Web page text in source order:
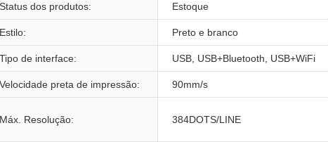
Status dos produtos: Estoque
Estilo: Preto e branco
Tipo de interface: USB, USB+Bluetooth, USB+WiFi
Velocidade preta de impressão: 90mm/s
Máx. Resolução: 384DOTS/LINE